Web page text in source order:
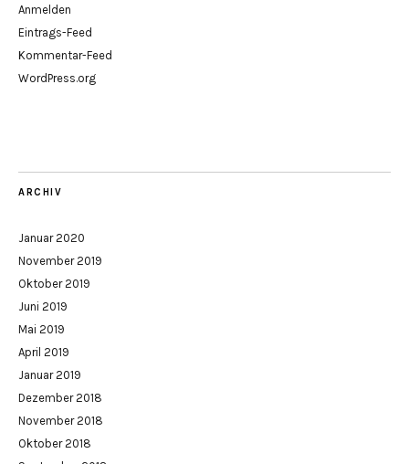
Anmelden
Eintrags-Feed
Kommentar-Feed
WordPress.org
ARCHIV
Januar 2020
November 2019
Oktober 2019
Juni 2019
Mai 2019
April 2019
Januar 2019
Dezember 2018
November 2018
Oktober 2018